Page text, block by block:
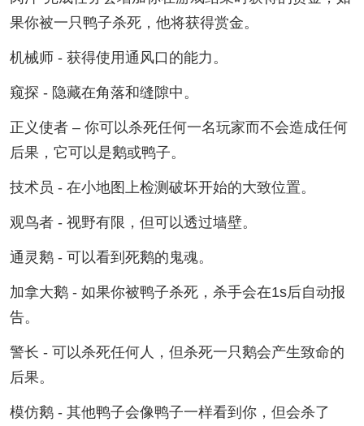
果你被一只鸭子杀死，他将获得赏金。
机械师 - 获得使用通风口的能力。
窥探 - 隐藏在角落和缝隙中。
正义使者 – 你可以杀死任何一名玩家而不会造成任何
后果，它可以是鹅或鸭子。
技术员 - 在小地图上检测破坏开始的大致位置。
观鸟者 - 视野有限，但可以透过墙壁。
通灵鹅 - 可以看到死鹅的鬼魂。
加拿大鹅 - 如果你被鸭子杀死，杀手会在1s后自动报
告。
警长 - 可以杀死任何人，但杀死一只鹅会产生致命的
后果。
模仿鹅 - 其他鸭子会像鸭子一样看到你，但会杀了